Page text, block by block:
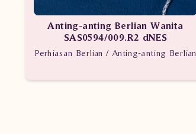
Anting-anting Berlian Wanita
SAS0594/009.R2 dNES
Perhiasan Berlian / Anting-anting Berlian